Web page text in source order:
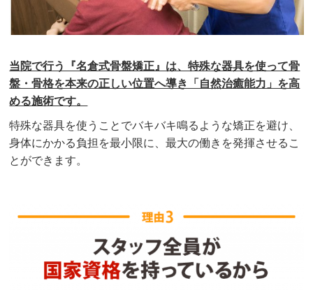
当院で行う『名倉式骨盤矯正』は、特殊な器具を使って骨
盤・骨格を本来の正しい位置へ導き「自然治癒能力」を高
める施術です。
特殊な器具を使うことでバキバキ鳴るような矯正を避け、
身体にかかる負担を最小限に、最大の働きを発揮させるこ
とができます。